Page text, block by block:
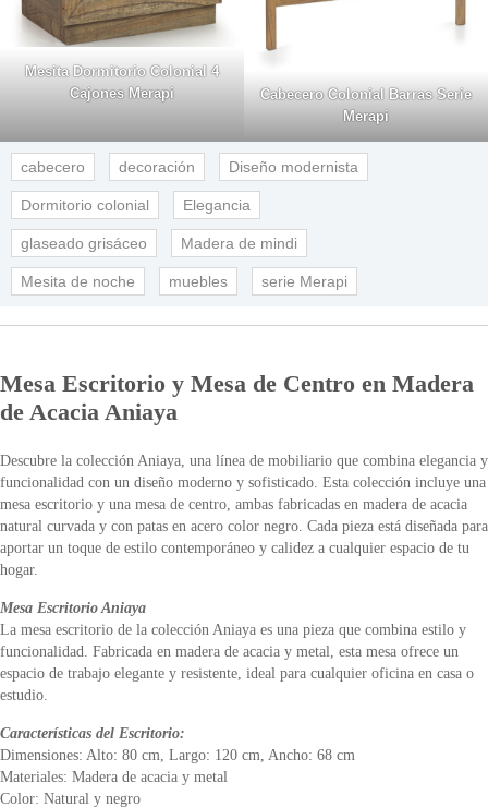
Mesita Dormitorio Colonial 4
Cajones Merapi
Cabecero Colonial Barras Serie
Merapi
cabecero decoración Diseño modernista
Dormitorio colonial Elegancia
glaseado grisáceo Madera de mindi
Mesita de noche muebles serie Merapi
Mesa Escritorio y Mesa de Centro en Madera
de Acacia Aniaya
Descubre la colección Aniaya, una línea de mobiliario que combina elegancia y
funcionalidad con un diseño moderno y sofisticado. Esta colección incluye una
mesa escritorio y una mesa de centro, ambas fabricadas en madera de acacia
natural curvada y con patas en acero color negro. Cada pieza está diseñada para
aportar un toque de estilo contemporáneo y calidez a cualquier espacio de tu
hogar.
Mesa Escritorio Aniaya
La mesa escritorio de la colección Aniaya es una pieza que combina estilo y
funcionalidad. Fabricada en madera de acacia y metal, esta mesa ofrece un
espacio de trabajo elegante y resistente, ideal para cualquier oficina en casa o
estudio.
Características del Escritorio:
Dimensiones: Alto: 80 cm, Largo: 120 cm, Ancho: 68 cm
Materiales: Madera de acacia y metal
Color: Natural y negro